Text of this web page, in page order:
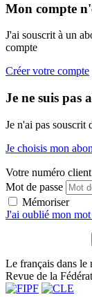
Mon compte
J'ai souscrit à un
compte
Créer votre compte
Je ne suis pas
Je n'ai pas
Je choisis mon
Votre numéro client
Mot de passe
Mémoriser
J'ai oublié mon mot
Le français dans le
Revue de la